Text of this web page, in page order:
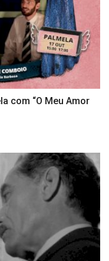
com “O Meu Amor